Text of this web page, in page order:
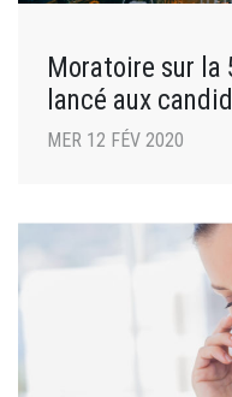
Moratoire sur la
lancé aux
MER 12 FÉV 2020